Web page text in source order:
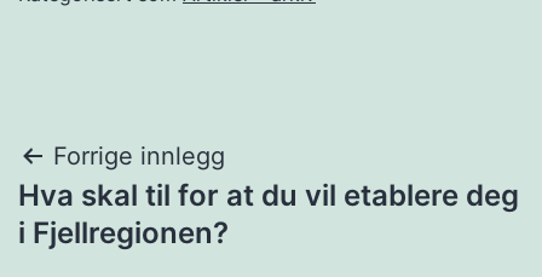
Innleggsnavigasjon
Forrige innlegg
Hva skal til for at du vil etablere deg
i Fjellregionen?